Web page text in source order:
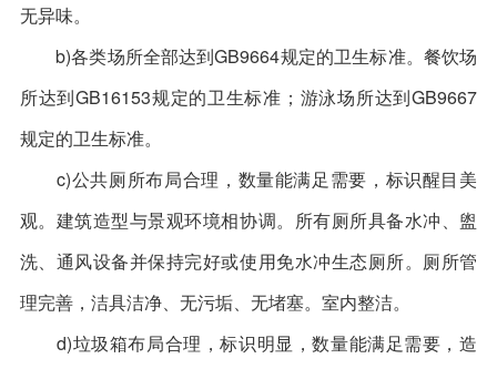
无异味。
b)各类场所全部达到GB9664规定的卫生标准。餐饮场
所达到GB16153规定的卫生标准；游泳场所达到GB9667
规定的卫生标准。
c)公共厕所布局合理，数量能满足需要，标识醒目美
观。建筑造型与景观环境相协调。所有厕所具备水冲、盥
洗、通风设备并保持完好或使用免水冲生态厕所。厕所管
理完善，洁具洁净、无污垢、无堵塞。室内整洁。
d)垃圾箱布局合理，标识明显，数量能满足需要，造